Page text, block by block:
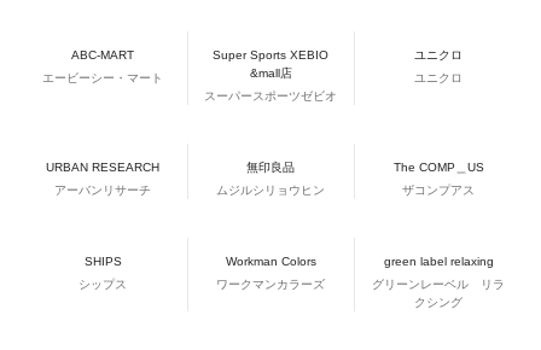
ABC-MART
エービーシー・マート
Super Sports XEBIO
&mall店
スーパースポーツゼビオ
ユニクロ
ユニクロ
URBAN RESEARCH
アーバンリサーチ
無印良品
ムジルシリョウヒン
The COMP＿US
ザコンプアス
SHIPS
シップス
Workman Colors
ワークマンカラーズ
green label relaxing
グリーンレーベル リラ
クシング